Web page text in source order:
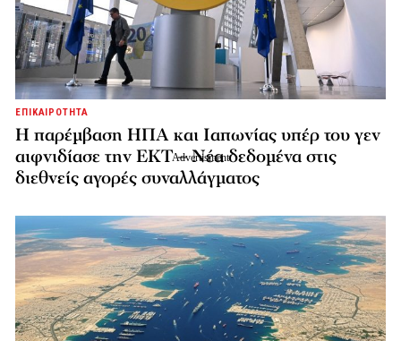
ΕΠΙΚΑΙΡΟΤΗΤΑ
Η παρέμβαση ΗΠΑ και Ιαπωνίας υπέρ του γεν
αιφνιδίασε την ΕΚΤ – Νέα δεδομένα στις
διεθνείς αγορές συναλλάγματος